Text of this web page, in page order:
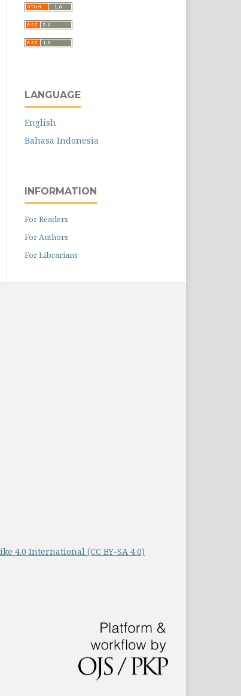
LANGUAGE
English
Bahasa Indonesia
INFORMATION
For Readers
For Authors
For Librarians
4.0 International (CC BY-SA 4.0)